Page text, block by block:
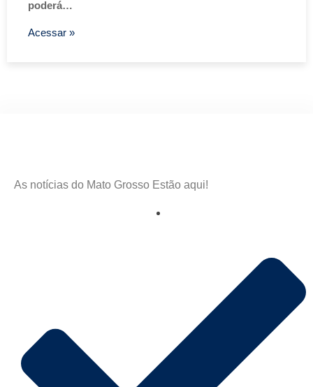
poderá…
Acessar »
As notícias do Mato Grosso Estão aqui!